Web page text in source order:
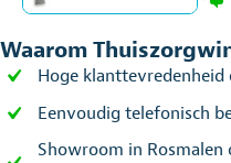
Waarom
Hoge
Eenvoudig telefonisch
Showroom in